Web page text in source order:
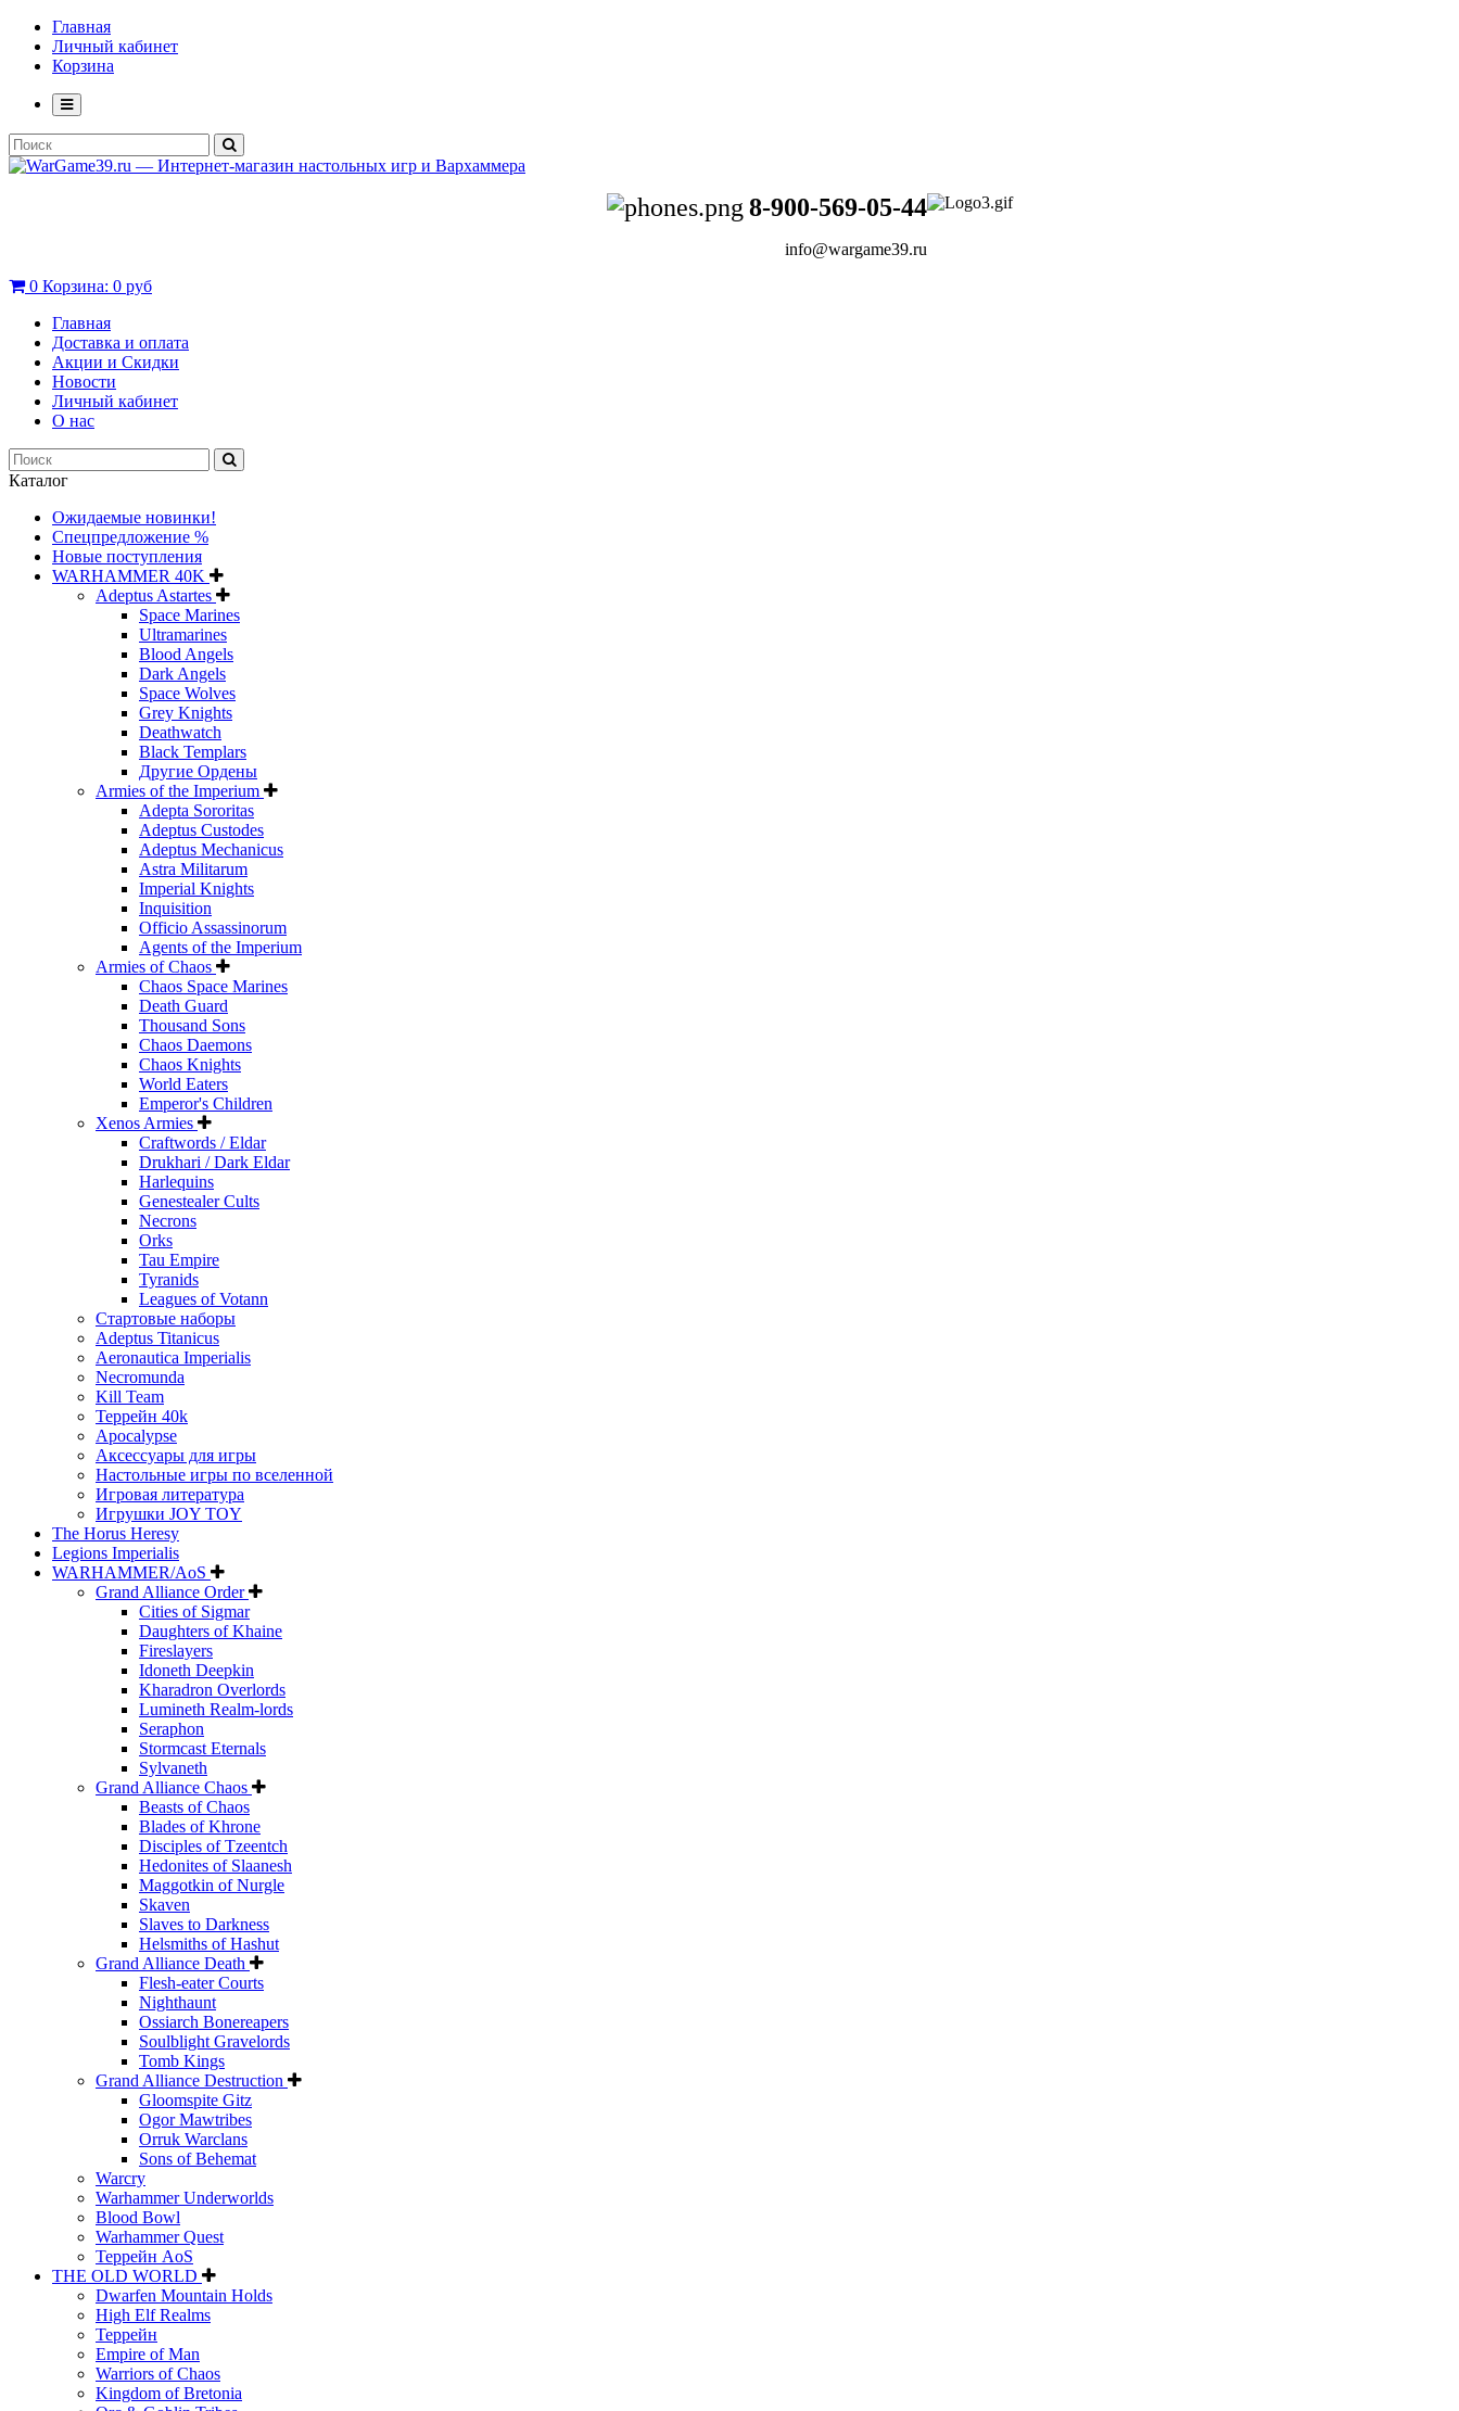
Главная
Личный кабинет
Корзина
8-900-569-05-44
info@wargame39.ru
0 Корзина: 0 руб
Главная
Доставка и оплата
Акции и Скидки
Новости
Личный кабинет
О нас
Каталог
Ожидаемые новинки!
Спецпредложение %
Новые поступления
WARHAMMER 40K
Adeptus Astartes
Space Marines
Ultramarines
Blood Angels
Dark Angels
Space Wolves
Grey Knights
Deathwatch
Black Templars
Другие Ордены
Armies of the Imperium
Adepta Sororitas
Adeptus Custodes
Adeptus Mechanicus
Astra Militarum
Imperial Knights
Inquisition
Officio Assassinorum
Agents of the Imperium
Armies of Chaos
Chaos Space Marines
Death Guard
Thousand Sons
Chaos Daemons
Chaos Knights
World Eaters
Emperor's Children
Xenos Armies
Craftwords / Eldar
Drukhari / Dark Eldar
Harlequins
Genestealer Cults
Necrons
Orks
Tau Empire
Tyranids
Leagues of Votann
Стартовые наборы
Adeptus Titanicus
Aeronautica Imperialis
Necromunda
Kill Team
Террейн 40k
Apocalypse
Аксессуары для игры
Настольные игры по вселенной
Игровая литература
Игрушки JOY TOY
The Horus Heresy
Legions Imperialis
WARHAMMER/AoS
Grand Alliance Order
Cities of Sigmar
Daughters of Khaine
Fireslayers
Idoneth Deepkin
Kharadron Overlords
Lumineth Realm-lords
Seraphon
Stormcast Eternals
Sylvaneth
Grand Alliance Chaos
Beasts of Chaos
Blades of Khrone
Disciples of Tzeentch
Hedonites of Slaanesh
Maggotkin of Nurgle
Skaven
Slaves to Darkness
Helsmiths of Hashut
Grand Alliance Death
Flesh-eater Courts
Nighthaunt
Ossiarch Bonereapers
Soulblight Gravelords
Tomb Kings
Grand Alliance Destruction
Gloomspite Gitz
Ogor Mawtribes
Orruk Warclans
Sons of Behemat
Warcry
Warhammer Underworlds
Blood Bowl
Warhammer Quest
Террейн AoS
THE OLD WORLD
Dwarfen Mountain Holds
High Elf Realms
Террейн
Empire of Man
Warriors of Chaos
Kingdom of Bretonia